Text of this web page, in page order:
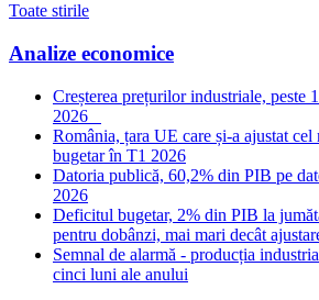
Toate stirile
Analize economice
Creșterea prețurilor industriale, peste
2026
România, țara UE care și-a ajustat
bugetar în T1 2026
Datoria publică, 60,2% din PIB pe
2026
Deficitul bugetar, 2% din PIB la
pentru dobânzi, mai mari decât
Semnal de alarmă - producția
cinci luni ale anului